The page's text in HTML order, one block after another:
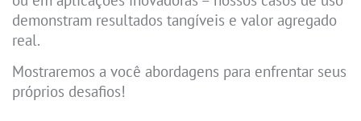
demonstram resultados tangíveis e valor agregado
real.
Mostraremos a você abordagens para enfrentar seus
próprios desafios!